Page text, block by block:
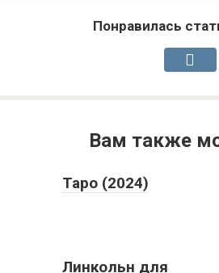
Понравилась
Вам также
Таро (2024)
Линкольн для